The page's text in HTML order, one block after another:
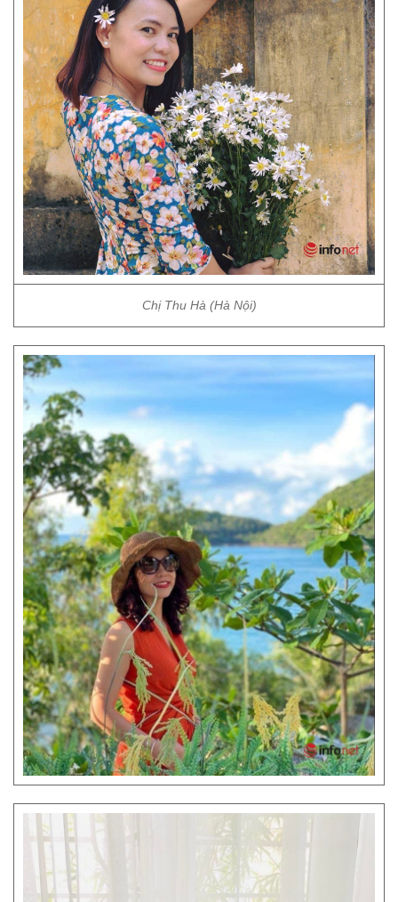
Chị Thu Hà (Hà Nội)